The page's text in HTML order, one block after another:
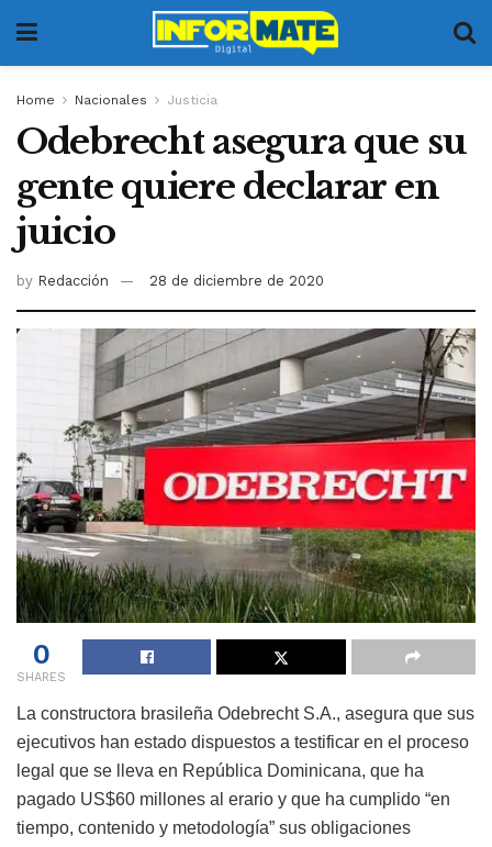
Home Nacionales Justicia
Odebrecht asegura que su
gente quiere declarar en
juicio
by Redacción 28 de diciembre de 2020
0
SHARES
La constructora brasileña Odebrecht S.A., asegura que sus
ejecutivos han estado dispuestos a testificar en el proceso
legal que se lleva en República Dominicana, que ha
pagado US$60 millones al erario y que ha cumplido “en
tiempo, contenido y metodología” sus obligaciones